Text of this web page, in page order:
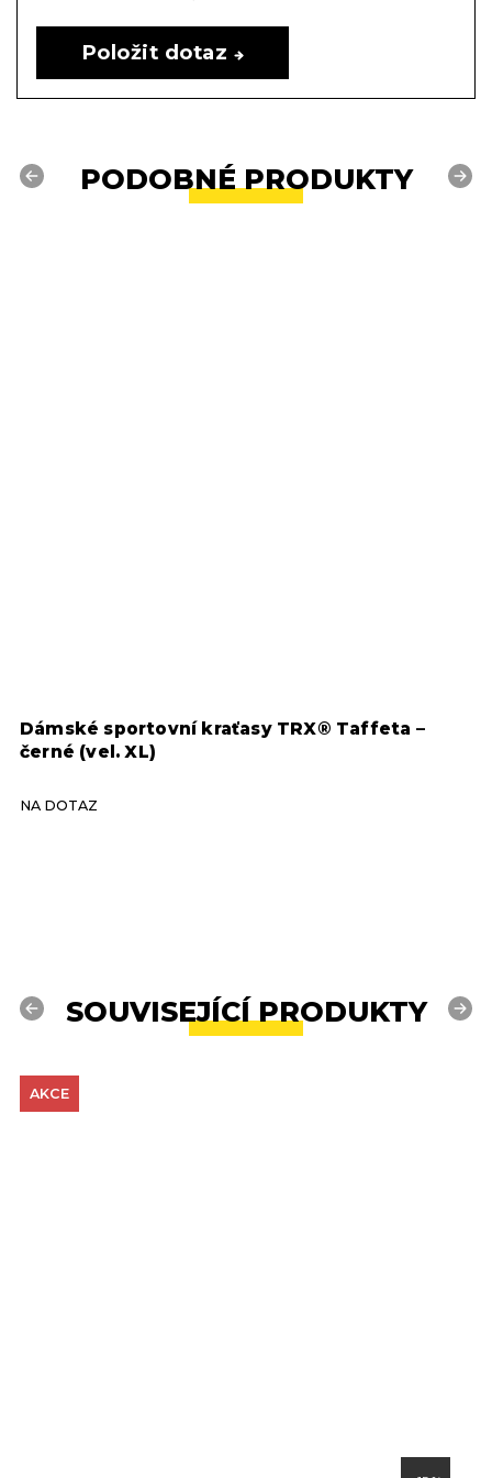
Položit dotaz
PODOBNÉ PRODUKTY
Previous
Dámské sportovní kraťasy TRX® Taffeta –
černé (vel. XL)
NA DOTAZ
Next
SOUVISEJÍCÍ PRODUKTY
Previous
AKCE
Next